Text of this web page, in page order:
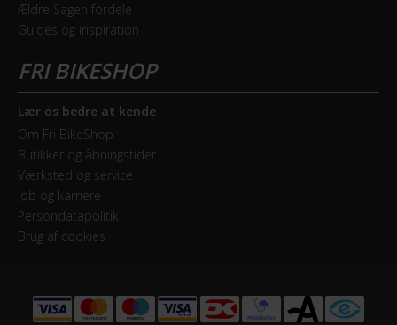
Forbremse
Hydraulisk skivebremse Tektro
ELCYKEL SYSTEM
Display
Fastgjort LED display
Estimeret rækkevidde (km)
30 km - 60 km
Ja
Ældre Sagen fordele
Guides og inspiration
Lær os bedre at kende
Om Fri BikeShop
Butikker og åbningstider
Værksted og service
Job og karriere
Persondatapolitik
Brug af cookies